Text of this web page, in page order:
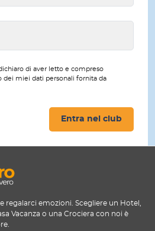
di aver letto e compreso
dei miei dati personali fornita da
Entra nel club
regalarci emozioni. Scegliere un Hotel,
Vacanza o una Crociera con noi è